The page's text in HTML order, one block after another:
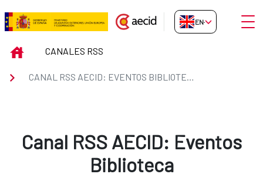
Skip to Main Content
Canal RSS AECID: Eventos
EN-GB
INICIOCANALES RSS
CANAL RSS AECID: EVENTOS BIBLIOTECA
Canal RSS AECID: Eventos
Biblioteca